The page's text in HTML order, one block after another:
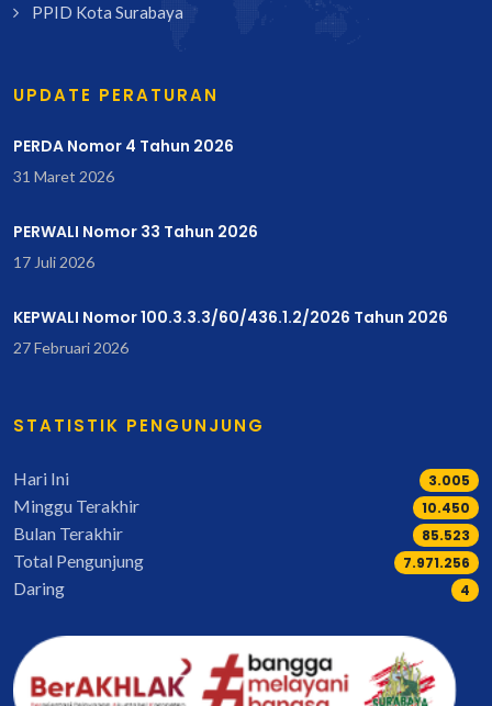
PPID Kota Surabaya
UPDATE PERATURAN
PERDA Nomor 4 Tahun 2026
31 Maret 2026
PERWALI Nomor 33 Tahun 2026
17 Juli 2026
KEPWALI Nomor 100.3.3.3/60/436.1.2/2026 Tahun 2026
27 Februari 2026
STATISTIK PENGUNJUNG
Hari Ini 3.005
Minggu Terakhir 12.042
Bulan Terakhir 98.665
Total Pengunjung 9.197.588
Daring 4